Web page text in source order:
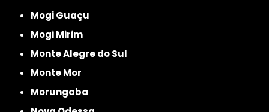
Mogi Guaçu
Mogi Mirim
Monte Alegre do Sul
Monte Mor
Morungaba